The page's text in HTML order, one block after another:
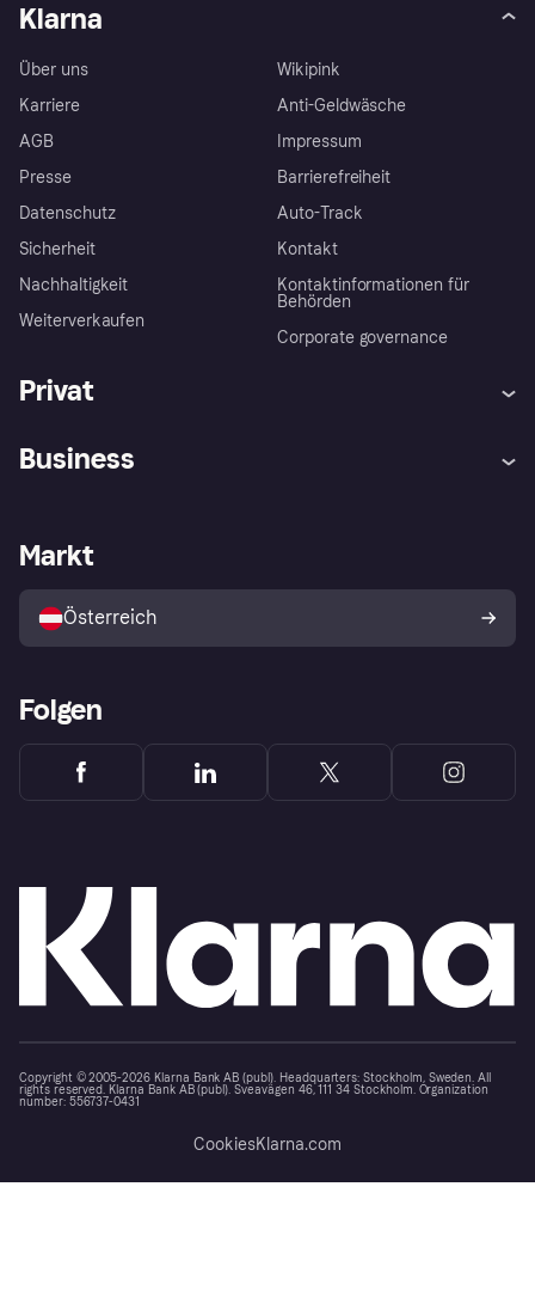
Klarna
Über uns
Karriere
AGB
Presse
Datenschutz
Sicherheit
Nachhaltigkeit
Weiterverkaufen
Wikipink
Anti-Geldwäsche
Impressum
Barrierefreiheit
Auto-Track
Kontakt
Kontaktinformationen für
Behörden
Corporate governance
Privat
Shops entdecken
Business
Händlerportal
Markt
Österreich
Folgen
Copyright © 2005-2026 Klarna Bank AB (publ). Headquarters: Stockholm, Sweden. All
rights reserved. Klarna Bank AB (publ). Sveavägen 46, 111 34 Stockholm. Organization
number: 556737-0431
CookiesKlarna.com